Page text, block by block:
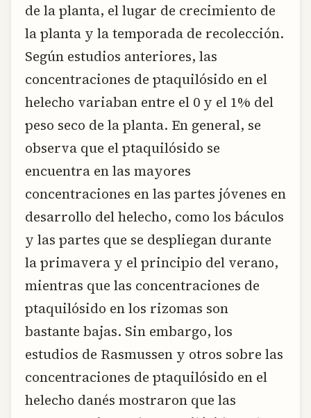
de la planta, el lugar de crecimiento de
la planta y la temporada de recolección.
Según estudios anteriores, las
concentraciones de ptaquilósido en el
helecho variaban entre el 0 y el 1% del
peso seco de la planta. En general, se
observa que el ptaquilósido se
encuentra en las mayores
concentraciones en las partes jóvenes en
desarrollo del helecho, como los báculos
y las partes que se despliegan durante
la primavera y el principio del verano,
mientras que las concentraciones de
ptaquilósido en los rizomas son
bastante bajas. Sin embargo, los
estudios de Rasmussen y otros sobre las
concentraciones de ptaquilósido en el
helecho danés mostraron que las